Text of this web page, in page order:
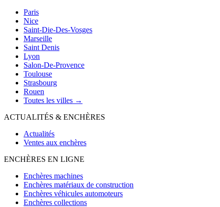
Paris
Nice
Saint-Die-Des-Vosges
Marseille
Saint Denis
Lyon
Salon-De-Provence
Toulouse
Strasbourg
Rouen
Toutes les villes →
ACTUALITÉS & ENCHÈRES
Actualités
Ventes aux enchères
ENCHÈRES EN LIGNE
Enchères machines
Enchères matériaux de construction
Enchères véhicules automoteurs
Enchères collections